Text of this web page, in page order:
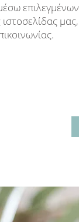
επιλεγμένων
μας,